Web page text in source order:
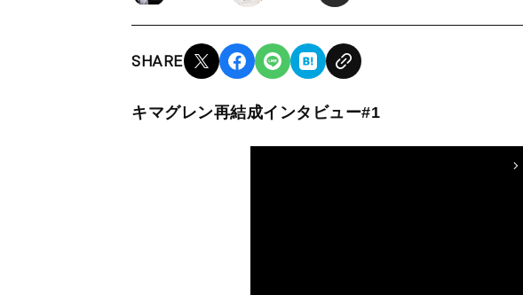
SHARE
キマグレン再結成インタビュー#1
arrow_forward_ios